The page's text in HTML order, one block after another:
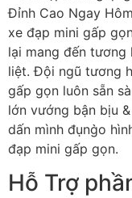
xe đạp mini gấp
lại mang đến tương
liệt. Đội ngũ tương
gấp gọn luôn sẵn
lớn vướng bận bịu
dấn mình đụng̀o
đạp mini gấp gọn.
Hỗ Trợ